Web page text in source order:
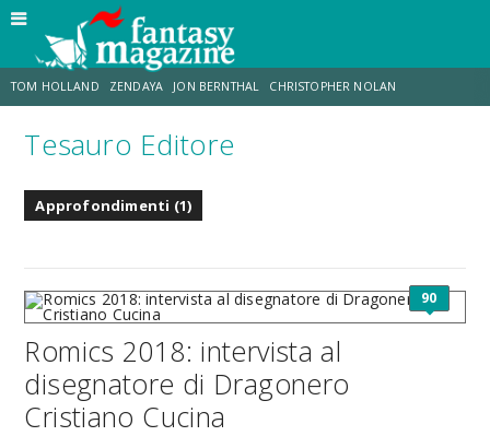
TOM HOLLAND ZENDAYA JON BERNTHAL CHRISTOPHER NOLAN
STRANIMONDI LUCCA COMICS & GAMES
Tesauro Editore
Approfondimenti (1)
90
Romics 2018: intervista al
disegnatore di Dragonero
Cristiano Cucina